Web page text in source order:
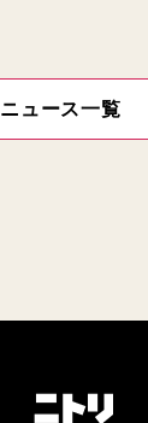
ニュース一覧